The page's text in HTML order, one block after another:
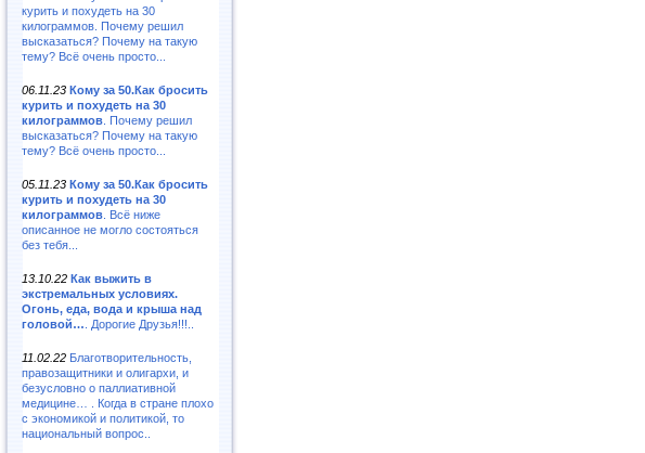
курить и похудеть на 30
килограммов. Почему решил
высказаться? Почему на такую
тему? Всё очень просто...
06.11.23 Кому за 50.Как бросить
курить и похудеть на 30
килограммов . Почему решил
высказаться? Почему на такую
тему? Всё очень просто...
05.11.23 Кому за 50.Как бросить
курить и похудеть на 30
килограммов . Всё ниже
описанное не могло состояться
без тебя...
13.10.22 Как выжить в
экстремальных условиях.
Огонь, еда, вода и крыша над
головой… . Дорогие Друзья!!!..
11.02.22 Благотворительность,
правозащитники и олигархи, и
безусловно о паллиативной
медицине… . Когда в стране плохо
с экономикой и политикой, то
национальный вопрос..